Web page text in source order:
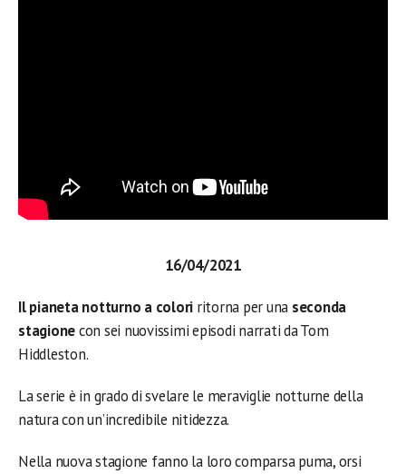
16/04/2021
Il pianeta notturno a colori ritorna per una seconda
stagionecon sei nuovissimi episodi narrati da Tom
Hiddleston.
La serie è in grado di svelare le meraviglie notturne della
natura con un’incredibile nitidezza.
Nella nuova stagione fanno la loro comparsa puma, orsi